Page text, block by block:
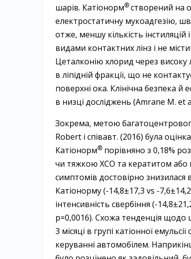
шарів. ­Катіонорм®створений на
електростатичну мукоадгезію,
отже, меншу кількість інстиляцій
видами контактних лінз і не
Цеталконію хлорид через високу
в ліпідній фракції, що не
поверхні ока. Клінічна безпека
в низці досліджень (Amrane M. et
Зокрема, метою
Robert і співавт. (2016) була
Катіонорм® порівняно з 0,18%
чи тяжкою ХСО та кератитом або
симптомів достовірно
Катіонорму (-14,8±17,3 vs -
інтенсивність свербіння (-
p=0,0016). Схожа тенденція щодо
3 місяці в групі катіонної
керуванні автомобілем.